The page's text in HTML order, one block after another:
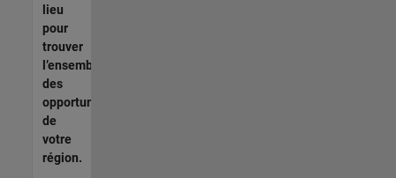
lieu
pour
trouver
l’ensemble
des
opportunités
de
votre
région.